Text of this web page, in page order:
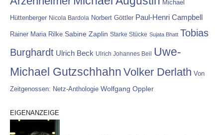
Michael
Hüttenberger Nicola Bardola Norbert Göttler Paul-Henri Campbell
Rainer Maria Rilke Sabine Zaplin Starke Stücke Sujata Bhatt Tobias
Burghardt Ulrich Beck Ulrich Johannes Beil Uwe-
Michael Gutzschhahn Volker Derlath Von
Zeitgenossen: Netz-Anthologie Wolfgang Oppler
EIGENANZEIGE